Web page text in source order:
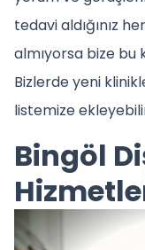
tedavi aldığınız
almıyorsa bize bu
Bizlerde yeni
listemize
Bingöl